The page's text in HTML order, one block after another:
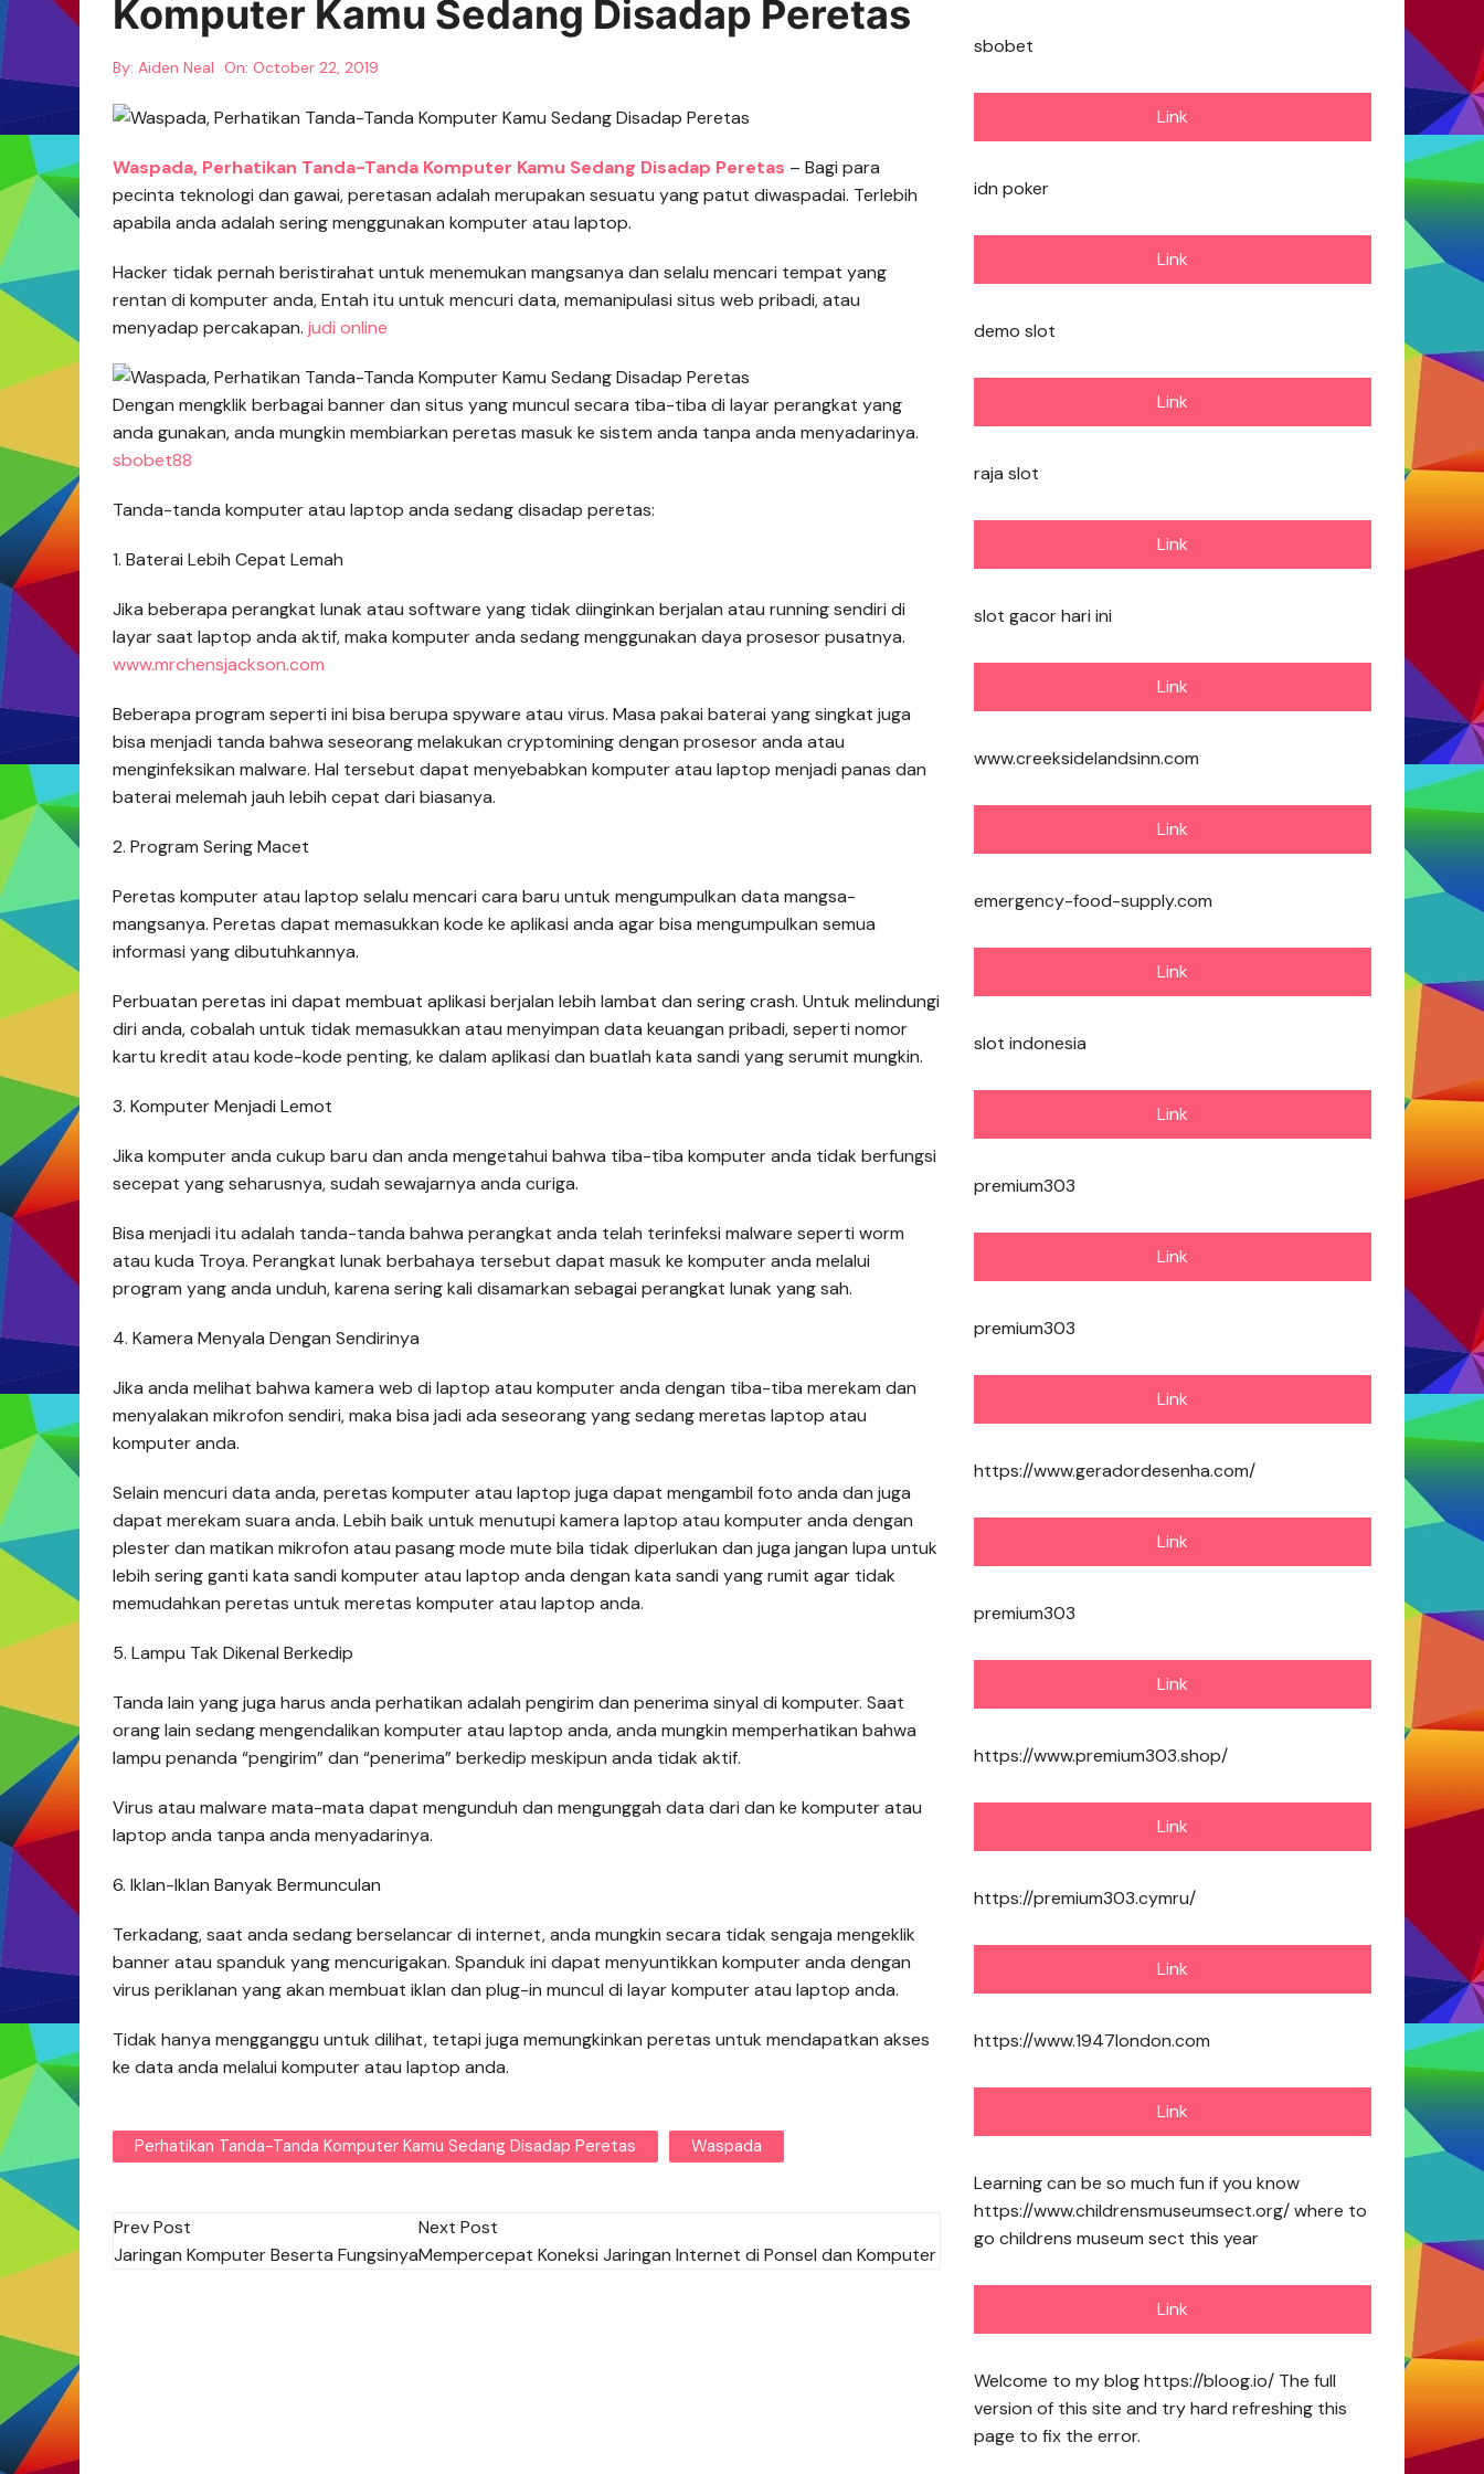
Komputer Kamu Sedang Disadap Peretas
By: Aiden Neal On: October 22, 2019
Waspada, Perhatikan Tanda-Tanda Komputer Kamu Sedang Disadap Peretas – Bagi para
pecinta teknologi dan gawai, peretasan adalah merupakan sesuatu yang patut diwaspadai. Terlebih
apabila anda adalah sering menggunakan komputer atau laptop.
Hacker tidak pernah beristirahat untuk menemukan mangsanya dan selalu mencari tempat yang
rentan di komputer anda, Entah itu untuk mencuri data, memanipulasi situs web pribadi, atau
menyadap percakapan. judi online
Dengan mengklik berbagai banner dan situs yang muncul secara tiba-tiba di layar perangkat yang
anda gunakan, anda mungkin membiarkan peretas masuk ke sistem anda tanpa anda menyadarinya.
sbobet88
Tanda-tanda komputer atau laptop anda sedang disadap peretas:
1. Baterai Lebih Cepat Lemah
Jika beberapa perangkat lunak atau software yang tidak diinginkan berjalan atau running sendiri di
layar saat laptop anda aktif, maka komputer anda sedang menggunakan daya prosesor pusatnya.
www.mrchensjackson.com
Beberapa program seperti ini bisa berupa spyware atau virus. Masa pakai baterai yang singkat juga
bisa menjadi tanda bahwa seseorang melakukan cryptomining dengan prosesor anda atau
menginfeksikan malware. Hal tersebut dapat menyebabkan komputer atau laptop menjadi panas dan
baterai melemah jauh lebih cepat dari biasanya.
2. Program Sering Macet
Peretas komputer atau laptop selalu mencari cara baru untuk mengumpulkan data mangsa-
mangsanya. Peretas dapat memasukkan kode ke aplikasi anda agar bisa mengumpulkan semua
informasi yang dibutuhkannya.
Perbuatan peretas ini dapat membuat aplikasi berjalan lebih lambat dan sering crash. Untuk melindungi
diri anda, cobalah untuk tidak memasukkan atau menyimpan data keuangan pribadi, seperti nomor
kartu kredit atau kode-kode penting, ke dalam aplikasi dan buatlah kata sandi yang serumit mungkin.
3. Komputer Menjadi Lemot
Jika komputer anda cukup baru dan anda mengetahui bahwa tiba-tiba komputer anda tidak berfungsi
secepat yang seharusnya, sudah sewajarnya anda curiga.
Bisa menjadi itu adalah tanda-tanda bahwa perangkat anda telah terinfeksi malware seperti worm
atau kuda Troya. Perangkat lunak berbahaya tersebut dapat masuk ke komputer anda melalui
program yang anda unduh, karena sering kali disamarkan sebagai perangkat lunak yang sah.
4. Kamera Menyala Dengan Sendirinya
Jika anda melihat bahwa kamera web di laptop atau komputer anda dengan tiba-tiba merekam dan
menyalakan mikrofon sendiri, maka bisa jadi ada seseorang yang sedang meretas laptop atau
komputer anda.
Selain mencuri data anda, peretas komputer atau laptop juga dapat mengambil foto anda dan juga
dapat merekam suara anda. Lebih baik untuk menutupi kamera laptop atau komputer anda dengan
plester dan matikan mikrofon atau pasang mode mute bila tidak diperlukan dan juga jangan lupa untuk
lebih sering ganti kata sandi komputer atau laptop anda dengan kata sandi yang rumit agar tidak
memudahkan peretas untuk meretas komputer atau laptop anda.
5. Lampu Tak Dikenal Berkedip
Tanda lain yang juga harus anda perhatikan adalah pengirim dan penerima sinyal di komputer. Saat
orang lain sedang mengendalikan komputer atau laptop anda, anda mungkin memperhatikan bahwa
lampu penanda “pengirim” dan “penerima” berkedip meskipun anda tidak aktif.
Virus atau malware mata-mata dapat mengunduh dan mengunggah data dari dan ke komputer atau
laptop anda tanpa anda menyadarinya.
6. Iklan-Iklan Banyak Bermunculan
Terkadang, saat anda sedang berselancar di internet, anda mungkin secara tidak sengaja mengeklik
banner atau spanduk yang mencurigakan. Spanduk ini dapat menyuntikkan komputer anda dengan
virus periklanan yang akan membuat iklan dan plug-in muncul di layar komputer atau laptop anda.
Tidak hanya mengganggu untuk dilihat, tetapi juga memungkinkan peretas untuk mendapatkan akses
ke data anda melalui komputer atau laptop anda.
Perhatikan Tanda-Tanda Komputer Kamu Sedang Disadap Peretas Waspada
Post
navigation
Prev Post
Jaringan Komputer Beserta Fungsinya
Next Post
Mempercepat Koneksi Jaringan Internet di Ponsel dan Komputer
sbobet
Link
idn poker
Link
demo slot
Link
raja slot
Link
slot gacor hari ini
Link
www.creeksidelandsinn.com
Link
emergency-food-supply.com
Link
slot indonesia
Link
premium303
Link
premium303
Link
https://www.geradordesenha.com/
Link
premium303
Link
https://www.premium303.shop/
Link
https://premium303.cymru/
Link
https://www.1947london.com
Link
Learning can be so much fun if you know
https://www.childrensmuseumsect.org/where to
go childrens museum sect this year
Link
Welcome to my bloghttps://bloog.io/ The full
version of this site and try hard refreshing this
page to fix the error.